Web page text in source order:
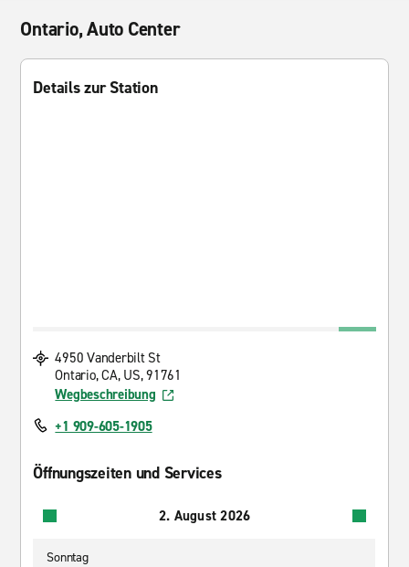
Ontario, Auto Center
Details zur Station
4950 Vanderbilt St
Ontario, CA, US, 91761
Wegbeschreibung
+1 909-605-1905
Öffnungszeiten und Services
2. August 2026
Sonntag